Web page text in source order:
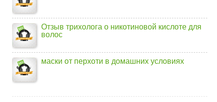
Отзыв трихолога о никотиновой кислоте для
волос
маски от перхоти в домашних условиях